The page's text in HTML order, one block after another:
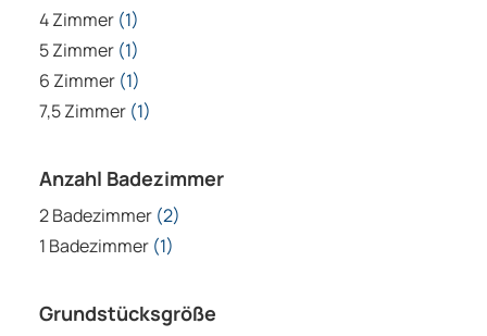
4 Zimmer (1)
5 Zimmer (1)
6 Zimmer (1)
7,5 Zimmer (1)
Anzahl Badezimmer
2 Badezimmer (2)
1 Badezimmer (1)
Grundstücksgröße